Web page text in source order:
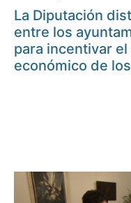
La Diputación
entre los
para incentivar
económico de